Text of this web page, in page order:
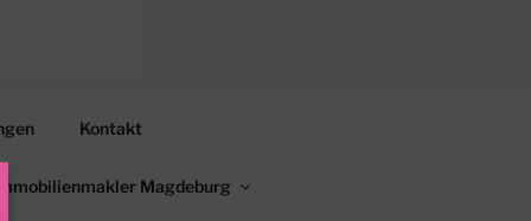
Kontakt
Immobilienmakler Magdeburg